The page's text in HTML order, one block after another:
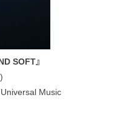
SOFT』
Music